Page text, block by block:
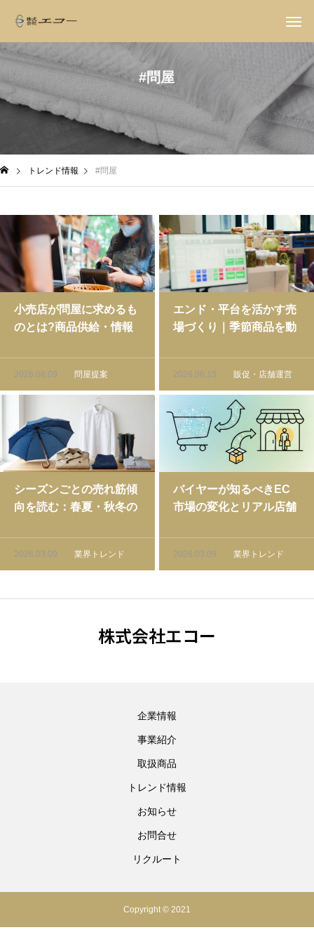
#問屋
トレンド情報 #問屋
小売店が問屋に求めるも
のとは?商品供給・情報
新しい役割
2026.08.09 問屋提案
エンド・平台を活かす売
場づくり｜季節商品を動
2026.06.13 販促・店舗運営
シーズンごとの売れ筋傾
向を読む：春夏・秋冬の
ド
2026.03.09 業界トレンド
バイヤーが知るべきEC
市場の変化とリアル店舗
2026.03.09 業界トレンド
株式会社エコー
企業情報
事業紹介
取扱商品
トレンド情報
お知らせ
お問合せ
リクルート
Copyright © 2021